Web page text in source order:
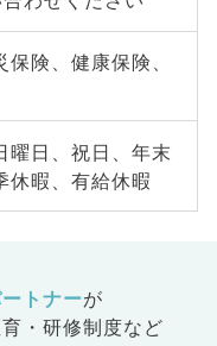
険、健康保険、
曜日、祝日、年末
休暇、有給休暇
トナーが
・研修制度など